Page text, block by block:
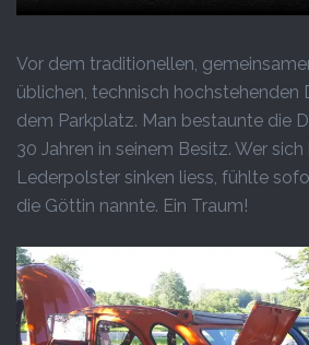
Vor dem traditionellen,
üblichen, technisch hochstehenden
dem Parkplatz. Man bestaunte die
30 Jahren in seinem Besitz. Wer sich
Lederpolster sinken liess, fühlte
die Göttin nannte. Ein Traum!